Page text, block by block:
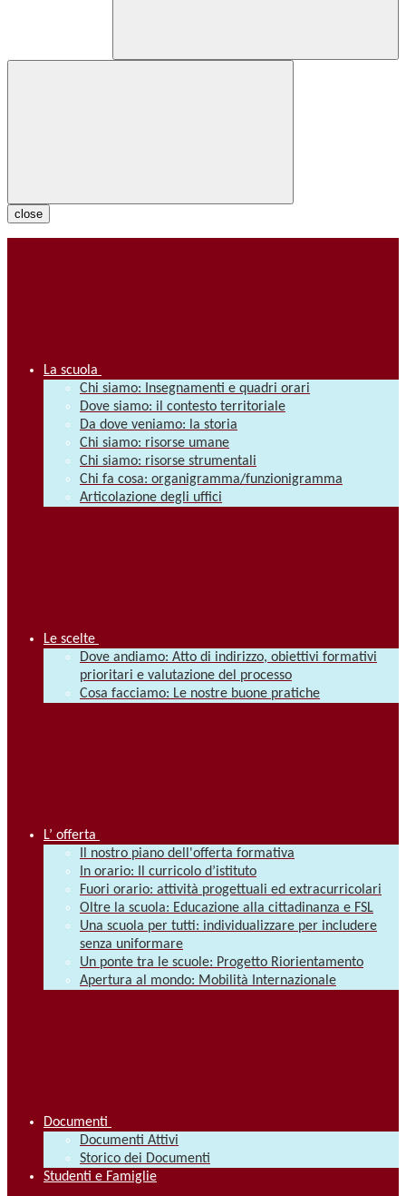
close
La scuola
Chi siamo: Insegnamenti e quadri orari
Dove siamo: il contesto territoriale
Da dove veniamo: la storia
Chi siamo: risorse umane
Chi siamo: risorse strumentali
Chi fa cosa: organigramma/funzionigramma
Articolazione degli uffici
Le scelte
Dove andiamo: Atto di indirizzo, obiettivi formativi
prioritari e valutazione del processo
Cosa facciamo: Le nostre buone pratiche
L’ offerta
Il nostro piano dell'offerta formativa
In orario: Il curricolo d’istituto
Fuori orario: attività progettuali ed extracurricolari
Oltre la scuola: Educazione alla cittadinanza e FSL
Una scuola per tutti: individualizzare per includere
senza uniformare
Un ponte tra le scuole: Progetto Riorientamento
Apertura al mondo: Mobilità Internazionale
Documenti
Documenti Attivi
Storico dei Documenti
Studenti e Famiglie